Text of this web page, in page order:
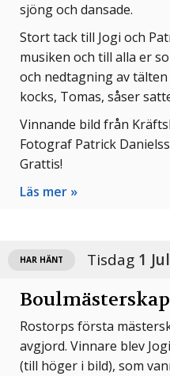
sjöng och dansade.
Stort tack till Jogi och
musiken och till alla er
och nedtagning av
kocks, Tomas, såser
Vinnande bild från
Fotograf Patrick
Grattis!
Läs mer »
HAR HÄNT Tisdag 1
Rostorps första
avgjord. Vinnare blev
(till höger i bild), som